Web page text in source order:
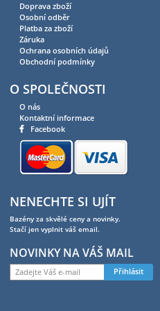
Doprava zboží
Osobní odběr
Platba za zboží
Záruka
Ochrana osobních údajů
Obchodní podmínky
O SPOLEČNOSTI
O nás
Kontaktní informace
Facebook
NENECHTE SI UJÍT
Bazény za skvělé ceny a novinky.
Stačí jen vyplnit váš email.
NOVINKY NA VÁŠ MAIL
Přihlásit